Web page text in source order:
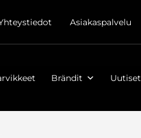
Asiakaspalvelu
Brändit Uutiset